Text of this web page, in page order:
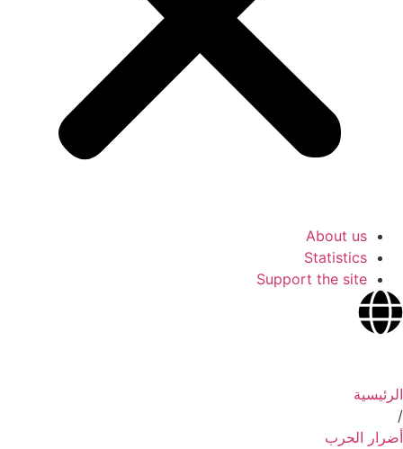
About us
Statistics
Support the site
الرئيسية
/
أضرار الحرب